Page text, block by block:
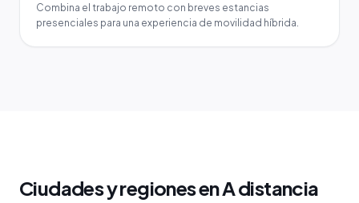
Combina el trabajo remoto con breves estancias
presenciales para una experiencia de movilidad híbrida.
Ciudades y regiones en A distancia